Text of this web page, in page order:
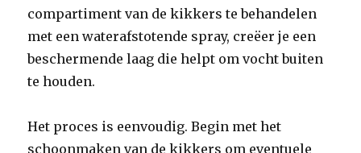
compartiment van de kikkers te behandelen
met een waterafstotende spray, creëer je een
beschermende laag die helpt om vocht buiten
te houden.
Het proces is eenvoudig. Begin met het
schoonmaken van de kikkers om eventuele